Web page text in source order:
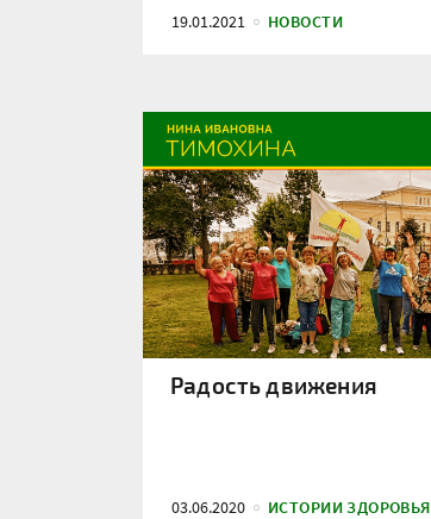
19.01.2021 НОВОСТИ
Радость движения
03.06.2020 ИСТОРИИ ЗДОРОВЬЯ